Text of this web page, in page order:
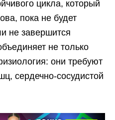
цикла, который
пока не будет
не завершится
не только
они требуют
сердечно-сосудистой